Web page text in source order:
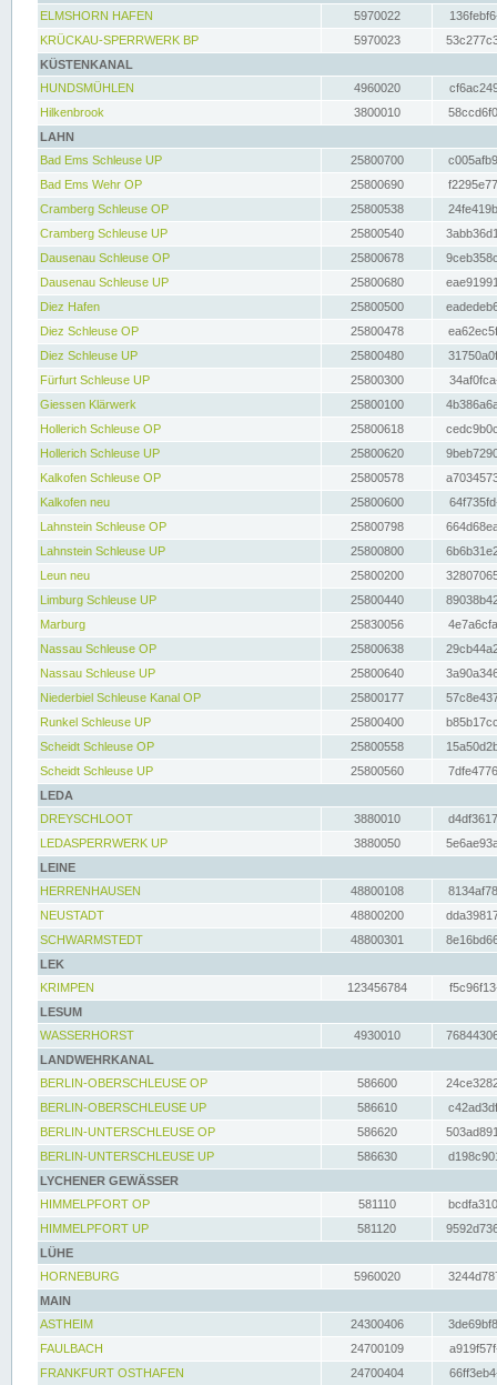
ELMSHORN HAFEN
5970022
KRÜCKAU-SPERRWERK BP
5970023
KÜSTENKANAL
HUNDSMÜHLEN
4960020
Hilkenbrook
3800010
LAHN
Bad Ems Schleuse UP
25800700
Bad Ems Wehr OP
25800690
Cramberg Schleuse OP
25800538
Cramberg Schleuse UP
25800540
Dausenau Schleuse OP
25800678
Dausenau Schleuse UP
25800680
Diez Hafen
25800500
Diez Schleuse OP
25800478
Diez Schleuse UP
25800480
Fürfurt Schleuse UP
25800300
Giessen Klärwerk
25800100
Hollerich Schleuse OP
25800618
Hollerich Schleuse UP
25800620
Kalkofen Schleuse OP
25800578
Kalkofen neu
25800600
Lahnstein Schleuse OP
25800798
Lahnstein Schleuse UP
25800800
Leun neu
25800200
Limburg Schleuse UP
25800440
Marburg
25830056
Nassau Schleuse OP
25800638
Nassau Schleuse UP
25800640
Niederbiel Schleuse Kanal OP
25800177
Runkel Schleuse UP
25800400
Scheidt Schleuse OP
25800558
Scheidt Schleuse UP
25800560
LEDA
DREYSCHLOOT
3880010
LEDASPERRWERK UP
3880050
LEINE
HERRENHAUSEN
48800108
NEUSTADT
48800200
SCHWARMSTEDT
48800301
LEK
KRIMPEN
123456784
LESUM
WASSERHORST
4930010
LANDWEHRKANAL
BERLIN-OBERSCHLEUSE OP
586600
BERLIN-OBERSCHLEUSE UP
586610
BERLIN-UNTERSCHLEUSE OP
586620
BERLIN-UNTERSCHLEUSE UP
586630
LYCHENER GEWÄSSER
HIMMELPFORT OP
581110
HIMMELPFORT UP
581120
LÜHE
HORNEBURG
5960020
MAIN
ASTHEIM
24300406
FAULBACH
24700109
FRANKFURT OSTHAFEN
24700404